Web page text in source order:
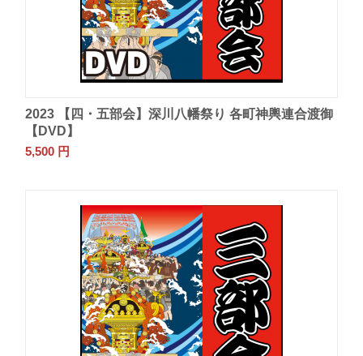
2023 【四・五部会】深川八幡祭り 各町神輿連合渡御
【DVD】
5,500 円